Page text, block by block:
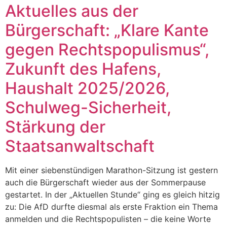
Aktuelles aus der
Bürgerschaft: „Klare Kante
gegen Rechtspopulismus“,
Zukunft des Hafens,
Haushalt 2025/2026,
Schulweg-Sicherheit,
Stärkung der
Staatsanwaltschaft
Mit einer siebenstündigen Marathon-Sitzung ist gestern
auch die Bürgerschaft wieder aus der Sommerpause
gestartet. In der „Aktuellen Stunde“ ging es gleich hitzig
zu: Die AfD durfte diesmal als erste Fraktion ein Thema
anmelden und die Rechtspopulisten – die keine Worte